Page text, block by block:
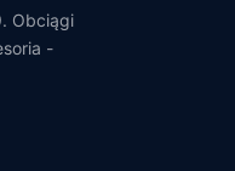
Obciągi
-